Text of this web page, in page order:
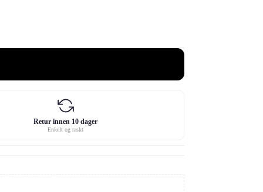
Retur innen 10 dager
Enkelt og raskt